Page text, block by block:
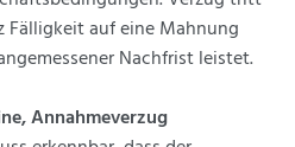
auf eine Mahnung
Nachfrist leistet.
Annahmeverzug